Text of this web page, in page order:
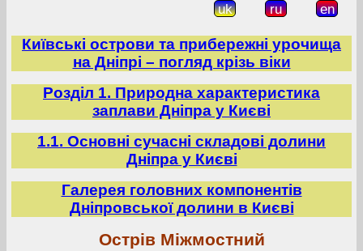
uk ru en
Київські острови та прибережні урочища
на Дніпрі – погляд крізь віки
Розділ 1. Природна характеристика
заплави Дніпра у Києві
1.1. Основні сучасні складові долини
Дніпра у Києві
Галерея головних компонентів
Дніпровської долини в Києві
Острів Міжмостний